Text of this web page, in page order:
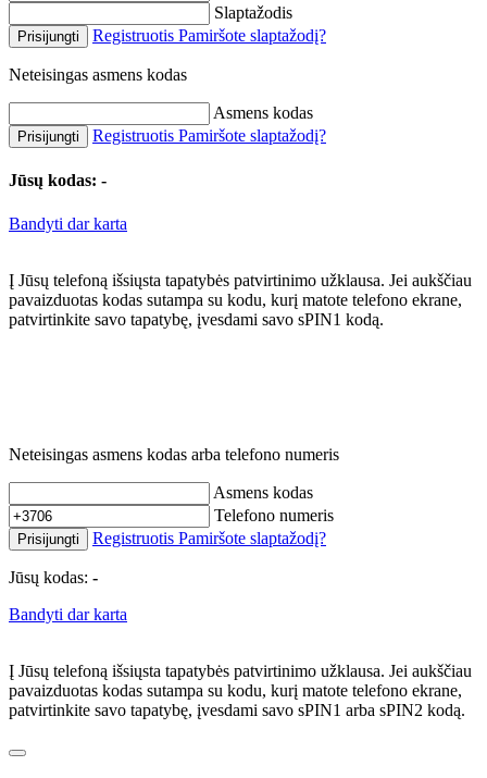
Slaptažodis
Prisijungti Registruotis Pamiršote slaptažodį?
Neteisingas asmens kodas
Asmens kodas
Prisijungti Registruotis Pamiršote slaptažodį?
Jūsų kodas: -
Bandyti dar karta
Į Jūsų telefoną išsiųsta tapatybės patvirtinimo užklausa. Jei aukščiau
pavaizduotas kodas sutampa su kodu, kurį matote telefono ekrane,
patvirtinkite savo tapatybę, įvesdami savo sPIN1 kodą.
Neteisingas asmens kodas arba telefono numeris
Asmens kodas
Telefono numeris
Prisijungti Registruotis Pamiršote slaptažodį?
Jūsų kodas: -
Bandyti dar karta
Į Jūsų telefoną išsiųsta tapatybės patvirtinimo užklausa. Jei aukščiau
pavaizduotas kodas sutampa su kodu, kurį matote telefono ekrane,
patvirtinkite savo tapatybę, įvesdami savo sPIN1 arba sPIN2 kodą.